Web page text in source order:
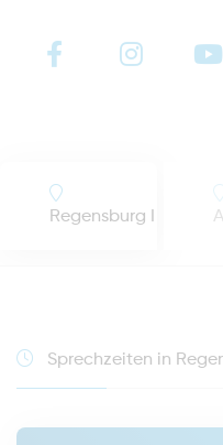
Regensburg I
Sprechzeiten in